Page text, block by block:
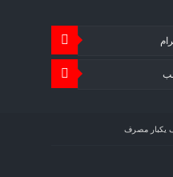
یکبار مصرف